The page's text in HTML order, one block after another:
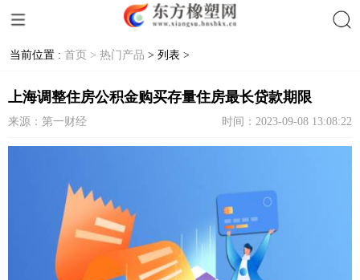
当前位置 : 首页 > 热门产品 > 列表 >
上海调整住房公积金购买存量住房最长贷款期限
来源：第一财经 时间：2023-09-08 13:08:22